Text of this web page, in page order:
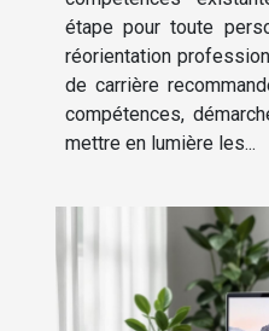
étape pour toute
réorientation
de carrière
compétences,
mettre en lumière les...